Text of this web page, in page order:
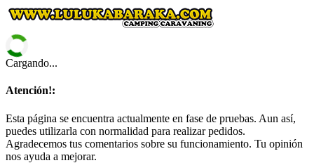
Cargando...
Atención!:
Esta página se encuentra actualmente en fase de pruebas. Aun así,
puedes utilizarla con normalidad para realizar pedidos.
Agradecemos tus comentarios sobre su funcionamiento. Tu opinión
nos ayuda a mejorar.